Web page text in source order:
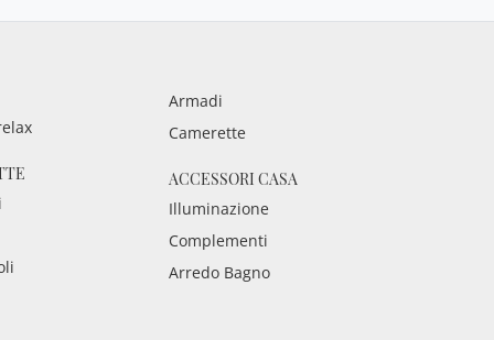
Armadi
Camerette
ACCESSORI CASA
Illuminazione
Complementi
Arredo Bagno